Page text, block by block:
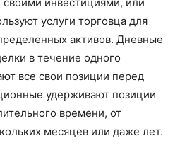
услуги торговца для
активов. Дневные
в течение одного
все свои позиции перед
удерживают позиции
времени, от
месяцев или даже лет.